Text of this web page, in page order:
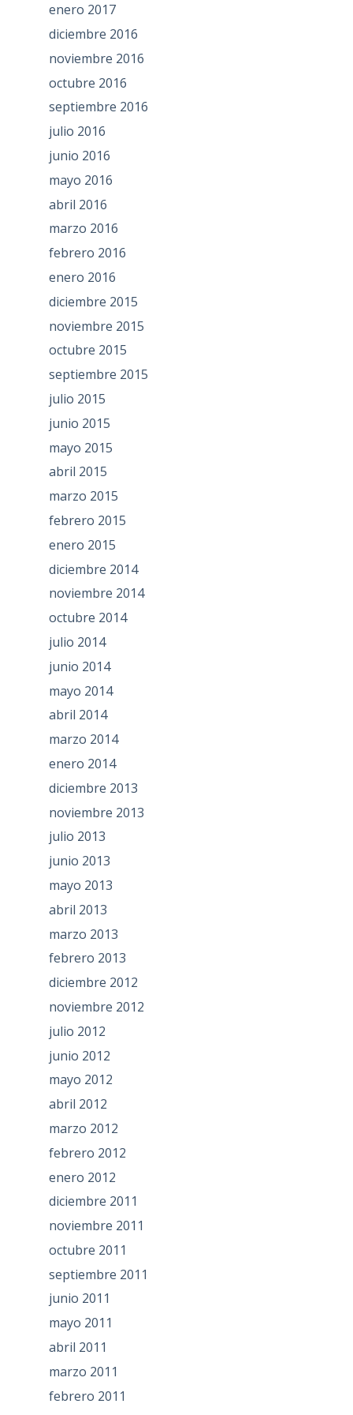
enero 2017
diciembre 2016
noviembre 2016
octubre 2016
septiembre 2016
julio 2016
junio 2016
mayo 2016
abril 2016
marzo 2016
febrero 2016
enero 2016
diciembre 2015
noviembre 2015
octubre 2015
septiembre 2015
julio 2015
junio 2015
mayo 2015
abril 2015
marzo 2015
febrero 2015
enero 2015
diciembre 2014
noviembre 2014
octubre 2014
julio 2014
junio 2014
mayo 2014
abril 2014
marzo 2014
enero 2014
diciembre 2013
noviembre 2013
julio 2013
junio 2013
mayo 2013
abril 2013
marzo 2013
febrero 2013
diciembre 2012
noviembre 2012
julio 2012
junio 2012
mayo 2012
abril 2012
marzo 2012
febrero 2012
enero 2012
diciembre 2011
noviembre 2011
octubre 2011
septiembre 2011
junio 2011
mayo 2011
abril 2011
marzo 2011
febrero 2011